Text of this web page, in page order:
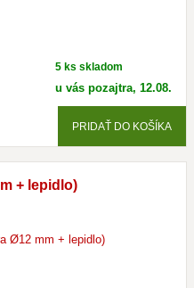
5 ks skladom
u vás pozajtra, 12.08.
PRIDAŤ DO KOŠÍKA
+ lepidlo)